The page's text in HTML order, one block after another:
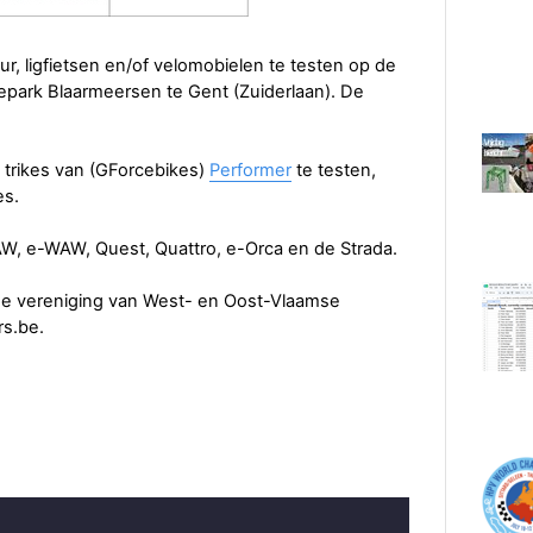
ligfietsen en/of velomobielen te testen op de
Blaarmeersen te Gent (Zuiderlaan). De
van (GForcebikes) Performer te testen,
e-WAW, Quest, Quattro, e-Orca en de Strada.
vereniging van West- en Oost-Vlaamse